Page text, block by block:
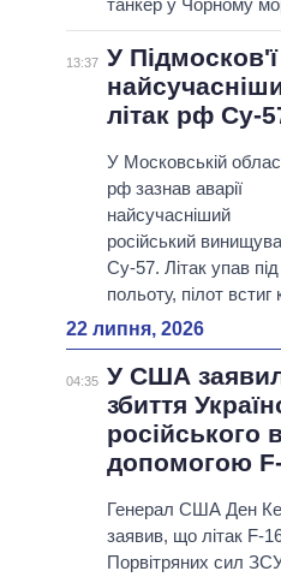
танкер у Чорному
13:37 У
літак рф Су-
У Московській
рф зазнав аварії
найсучасніший
російський
Су-57. Літак упав
польоту, пілот
22 липня, 2026
04:35 У США
збиття
російського
допомогою
Генерал США Ден
заявив, що літак F-
Порвітряних сил